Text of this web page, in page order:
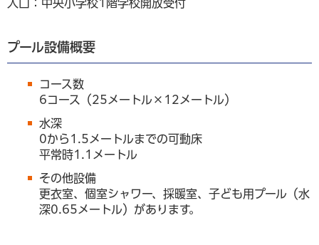
入口：中央小学校1階学校開放受付
プール設備概要
コース数
6コース（25メートル×12メートル）
水深
0から1.5メートルまでの可動床
平常時1.1メートル
その他設備
更衣室、個室シャワー、採暖室、子ども用プール（水
深0.65メートル）があります。